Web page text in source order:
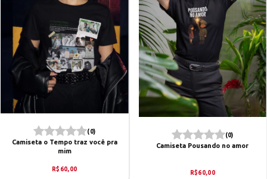
(0)
Camiseta o Tempo traz você pra
mim
R$60,00
(0)
Camiseta Pousando no amor
R$60,00